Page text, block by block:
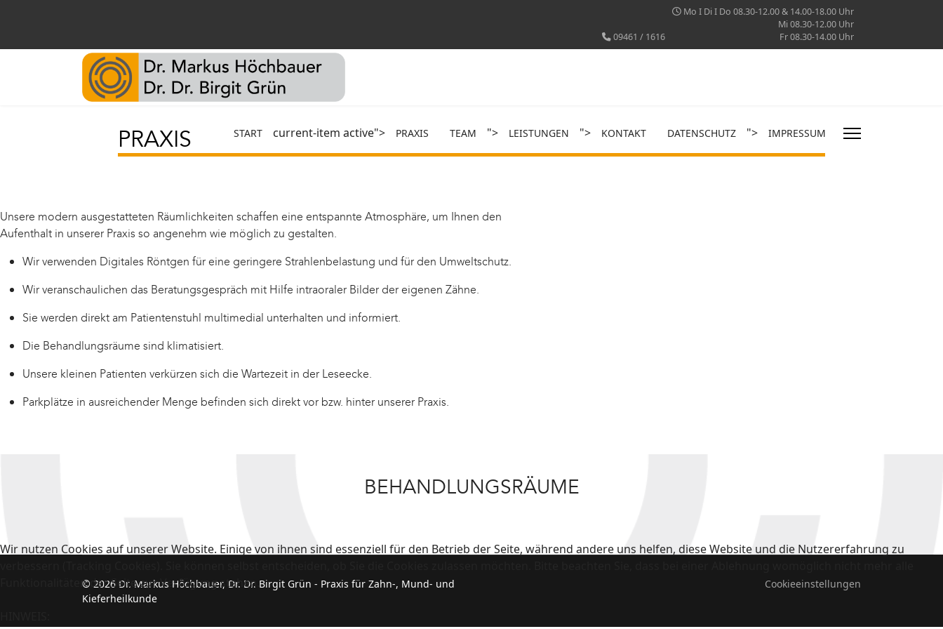
09461 / 1616
Mo I Di I Do 08.30-12.00 & 14.00-18.00 Uhr
Mi 08.30-12.00 Uhr
Fr 08.30-14.00 Uhr
START current-item active"> PRAXIS TEAM "> LEISTUNGEN "> KONTAKT DATENSCHUTZ "> IMPRESSUM
PRAXIS
Unsere modern ausgestatteten Räumlichkeiten schaffen eine entspannte Atmosphäre, um Ihnen den
Aufenthalt in unserer Praxis so angenehm wie möglich zu gestalten.
Wir verwenden Digitales Röntgen für eine geringere Strahlenbelastung und für den Umweltschutz.
Wir veranschaulichen das Beratungsgespräch mit Hilfe intraoraler Bilder der eigenen Zähne.
Sie werden direkt am Patientenstuhl multimedial unterhalten und informiert.
Die Behandlungsräume sind klimatisiert.
Unsere kleinen Patienten verkürzen sich die Wartezeit in der Leseecke.
Parkplätze in ausreichender Menge befinden sich direkt vor bzw. hinter unserer Praxis.
BEHANDLUNGSRÄUME
© 2026 Dr. Markus Höchbauer, Dr. Dr. Birgit Grün - Praxis für Zahn-, Mund- und
Kieferheilkunde
Cookieeinstellungen
Wir nutzen Cookies auf unserer Website. Einige von ihnen sind essenziell für den Betrieb der Seite, während andere uns helfen, diese Website und die Nutzererfahrung zu
Funktionalitäten der Seite zur Verfügung stehen.